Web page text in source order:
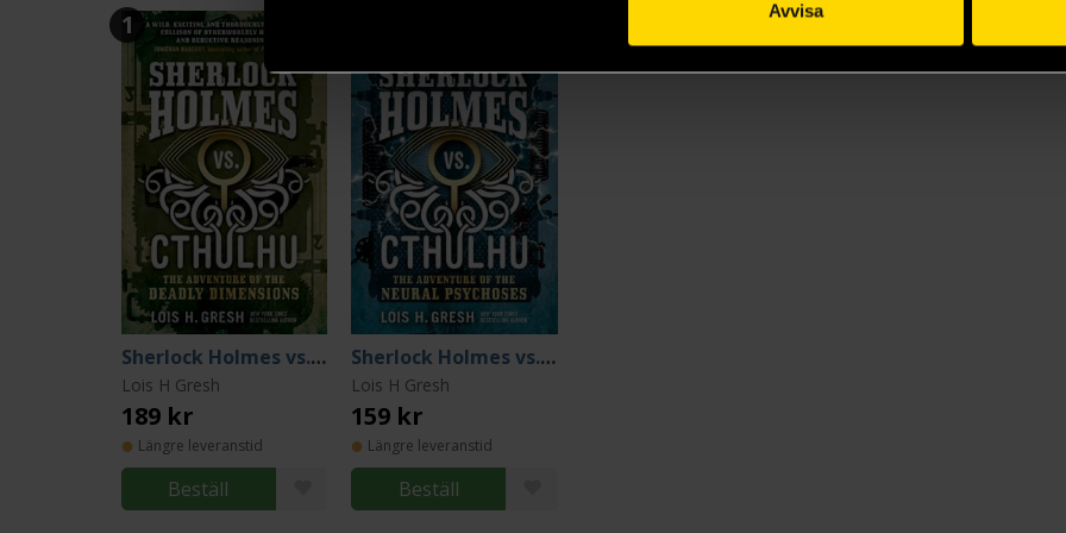
Avvisa
1
Sherlock Holmes vs. Cthulhu: The Adventure of the Deadly Dimensions
Lois H Gresh
189 kr
Längre leveranstid
Beställ
Sherlock Holmes vs. Cthulhu: The Adventure of the Neural Psychoses
Lois H Gresh
159 kr
Längre leveranstid
Beställ